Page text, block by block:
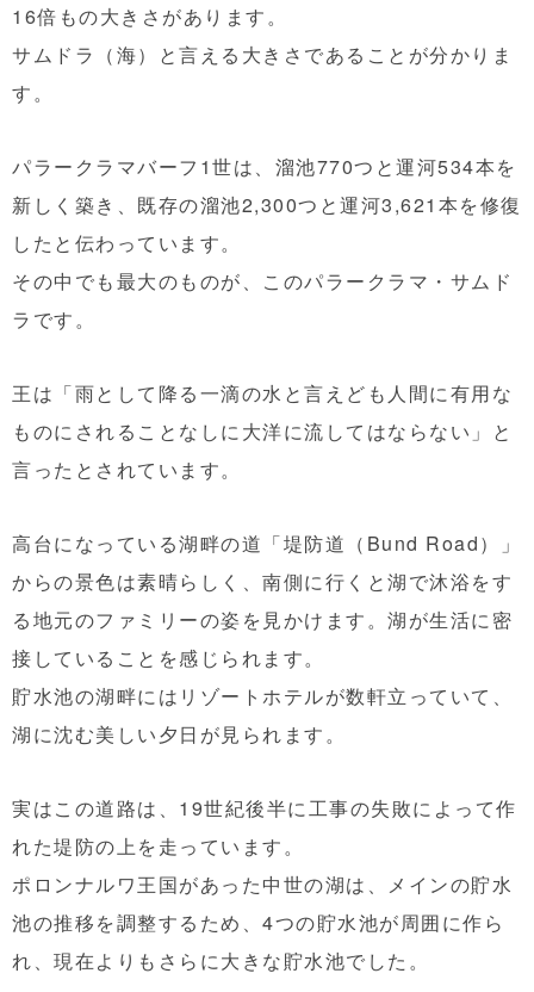
16倍もの大きさがあります。
サムドラ（海）と言える大きさであることが分かりま
す。
パラークラマバーフ1世は、溜池770つと運河534本を
新しく築き、既存の溜池2,300つと運河3,621本を修復
したと伝わっています。
その中でも最大のものが、このパラークラマ・サムド
ラです。
王は「雨として降る一滴の水と言えども人間に有用な
ものにされることなしに大洋に流してはならない」と
言ったとされています。
高台になっている湖畔の道「堤防道（Bund Road）」
からの景色は素晴らしく、南側に行くと湖で沐浴をす
る地元のファミリーの姿を見かけます。湖が生活に密
接していることを感じられます。
貯水池の湖畔にはリゾートホテルが数軒立っていて、
湖に沈む美しい夕日が見られます。
実はこの道路は、19世紀後半に工事の失敗によって作
れた堤防の上を走っています。
ポロンナルワ王国があった中世の湖は、メインの貯水
池の推移を調整するため、4つの貯水池が周囲に作ら
れ、現在よりもさらに大きな貯水池でした。